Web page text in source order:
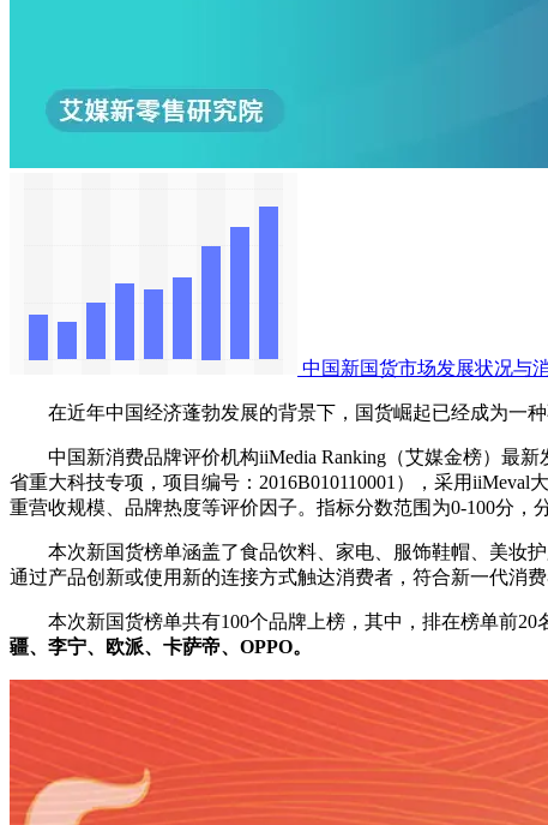
中国新国货市场发展状况与
在近年中国经济蓬勃发展的背景下，国货崛起已经成为一种
中国新消费品牌评价机构iiMedia Ranking（艾媒金榜）最新
省重大科技专项，项目编号：2016B010110001），采用
重营收规模、品牌热度等评价因子。指标分数范围为0-100分，
本次新国货榜单涵盖了食品饮料、家电、服饰鞋帽、美妆护
通过产品创新或使用新的连接方式触达消费者，符合新一代消费
本次新国货榜单共有100个品牌上榜，其中，排在榜单前20
疆、李宁、欧派、卡萨帝、OPPO。